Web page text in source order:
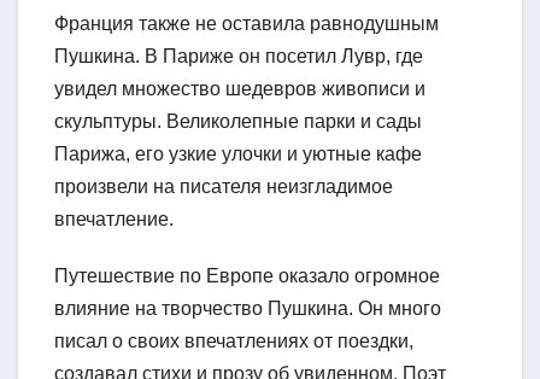
Франция также не оставила равнодушным
Пушкина. В Париже он посетил Лувр, где
увидел множество шедевров живописи и
скульптуры. Великолепные парки и сады
Парижа, его узкие улочки и уютные кафе
произвели на писателя неизгладимое
впечатление.
Путешествие по Европе оказало огромное
влияние на творчество Пушкина. Он много
писал о своих впечатлениях от поездки,
создавал стихи и прозу об увиденном. Поэт